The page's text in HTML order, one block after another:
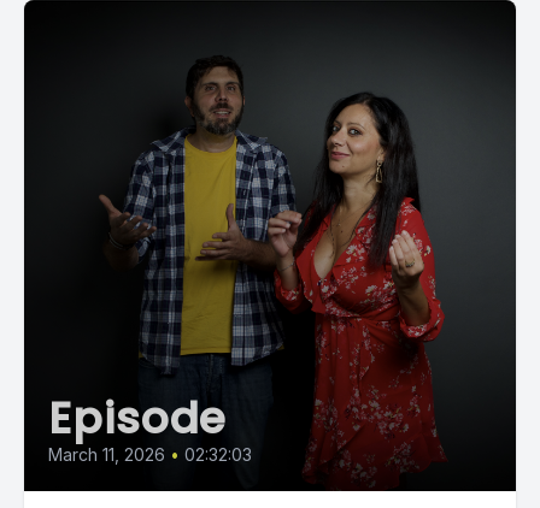
Episode
March 11, 2026 • 02:32:03